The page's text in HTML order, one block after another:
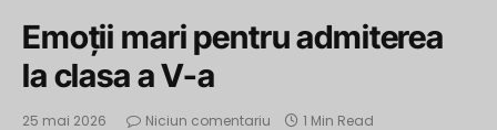
Emoţii mari pentru admiterea
la clasa a V-a
25 mai 2026 Niciun comentariu 1 Min Read